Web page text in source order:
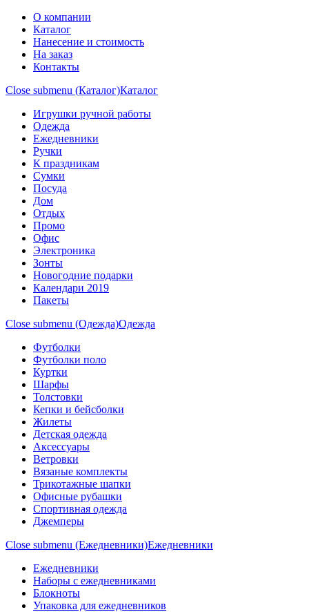
О компании
Каталог
Нанесение и стоимость
На заказ
Контакты
Close submenu (Каталог)Каталог
Игрушки ручной работы
Одежда
Ежедневники
Ручки
К праздникам
Сумки
Посуда
Дом
Отдых
Промо
Офис
Электроника
Зонты
Новогодние подарки
Календари 2019
Пакеты
Close submenu (Одежда)Одежда
Футболки
Футболки поло
Куртки
Шарфы
Толстовки
Кепки и бейсболки
Жилеты
Детская одежда
Аксессуары
Ветровки
Вязаные комплекты
Трикотажные шапки
Офисные рубашки
Спортивная одежда
Джемперы
Close submenu (Ежедневники)Ежедневники
Ежедневники
Наборы с ежедневниками
Блокноты
Упаковка для ежедневников